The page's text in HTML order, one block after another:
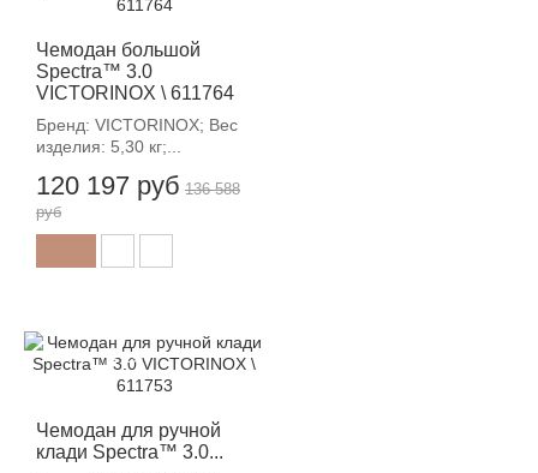
Чемодан большой
Spectra™ 3.0
VICTORINOX \ 611764
Бренд: VICTORINOX; Вес
изделия: 5,30 кг;...
120 197 руб 136 588
руб
Чемодан для ручной
клади Spectra™ 3.0...
-12%